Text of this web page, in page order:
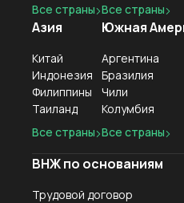
Все страны
Азия
Китай
Индонезия
Филиппины
Таиланд
Все страны
Все страны
Южная
Аргентина
Бразилия
Чили
Колумбия
Все страны
ВНЖ по основаниям
Трудовой договор